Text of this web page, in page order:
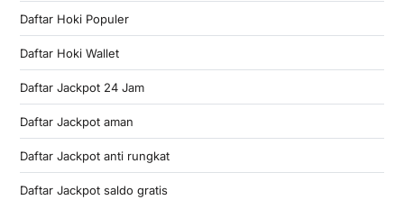
Daftar Hoki Populer
Daftar Hoki Wallet
Daftar Jackpot 24 Jam
Daftar Jackpot aman
Daftar Jackpot anti rungkat
Daftar Jackpot saldo gratis